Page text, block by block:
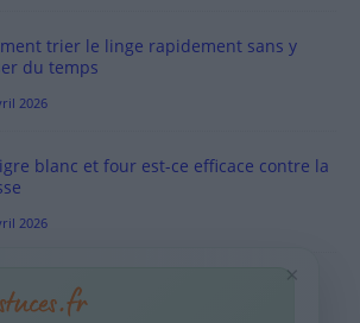
trier le linge rapidement sans y
du temps
2026
blanc et four est-ce efficace contre la
2026
pigmentaires : routine simple +
qui aident
×